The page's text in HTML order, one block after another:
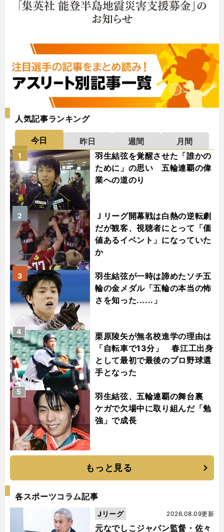
人気記事ランキング
今日 昨日 週間
月間
羽生結弦を覚醒させた「誰かの
ために」の思い 五輪連覇の偉
業への道のり
1
Ｊリーグ開幕戦は白熱の逆転劇
だが観客、視聴者にとって「価
値あるイベント」になっていた
か
2
羽生結弦が一時は諦めたソチ五
輪の金メダル「五輪の本当の怖
さを知った......」
3
栗原陵矢が無名校進学の理由は
「自転車で13分」 春江工出身
として最初で最後のプロ野球選
手となった
4
羽生結弦、五輪連覇の舞台裏
ケガで欠場中に取り組んだ「勉
強」で成長
5
もっと見る
各スポーツコラム記事
元なでしこジャパン監督・佐々
2026.08.09更新
Jリーグ